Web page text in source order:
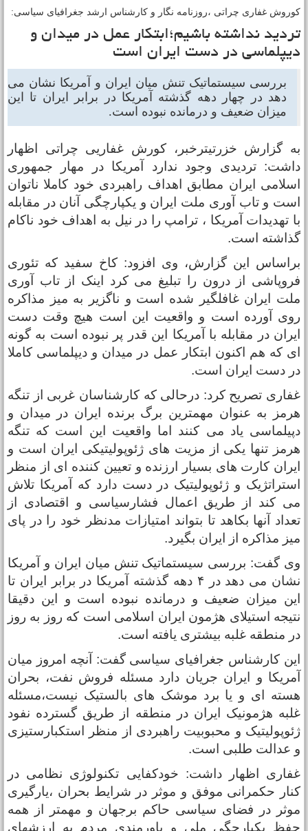
غفاری چراتی ،روزنامه نگار و کارشناس ارشد جغرافیای سیاسی:
نداشته باشیم؛ابتکار عمل در میدان و
در دست ایران است
بررسی سیستماتیک تنش میان ایران و آمریکا نشان می
دهد در چهار دهه گذشته آمریکا در برابر ایران تا این
میزان ضعیف و درمانده نبوده است.
گزارش خزرتیترخبر، کورش غفاریی چراتی اظهار
تردیدی وجود ندارد آمریکا در مهار جمهوری
ایران مطابق اهداف راهبردی خود کاملا ناتوان
و تاب آوری ملت ایران و یکپارچگی آنان در مقابله
تهدیدات آمریکا ، ترامپ را در نیل به اهداف خود ناکام
است.
این گزارش، وی افزود: کاخ سفید که تئوری
از درون را تبلیغ می کرد اینک از تاب آوری
ایران غافلگیر شده است و ناگزیر به میز مذاکره
آورده است و واقعیت این است هیچ وقت دست
در مقابله با آمریکا این قدر پر نبوده است به گونه
که هم اکنون ابتکار عمل در میدان و دیپلماسی کاملا
دست ایران است.
تصریح کرد: درحالی که کارشناسان غربی از تنگه
به عنوان مهمترین برگ برنده ایران در میدان و
یاد می کنند اما واقعیت این است که تنگه
تنها یکی از مزیت های ژئوپولیتیکی ایران است و
کارت های بسیار ارزنده و تعیین کننده ای از منظر
و ژئوپولیتیک در دست دارد که آمریکا تلاش
کند از طریق اعمال فشارسیاسی و اقتصادی از
آنها بکاهد تا بتواند امتیازات مدنظر خود را در پای
مذاکره از ایران بگیرد.
گفت: بررسی سیستماتیک تنش میان ایران و آمریکا
نشان می دهد در ۴ دهه گذشته آمریکا در برابر ایران تا
میزان ضعیف و درمانده نبوده است و این دقیقا
استیلای هژمون ایران اسلامی است که روز به روز
منطقه غلبه بیشتری یافته است.
کارشناس جغرافیای سیاسی گفت: آنچه امروز میان
و ایران جریان دارد مسئله فروش نفت، بحران
ای و یا برد موشک های بالستیک نیست،مسئله
هژمونیک ایران در منطقه از طریق گسترده نفود
و محبوبیت راهبردی از منظر استکبارستیزی
عدالت طلبی است.
اظهار داشت: خودکفایی تکنولوژی نظامی در
حکمرانی موفق و موثر در شرایط بحران ،یارگیری
در فضای سیاسی حاکم برجهان و مهمتر از همه
یکپارچگی ملی و باورمندی مردم به ارزشهای